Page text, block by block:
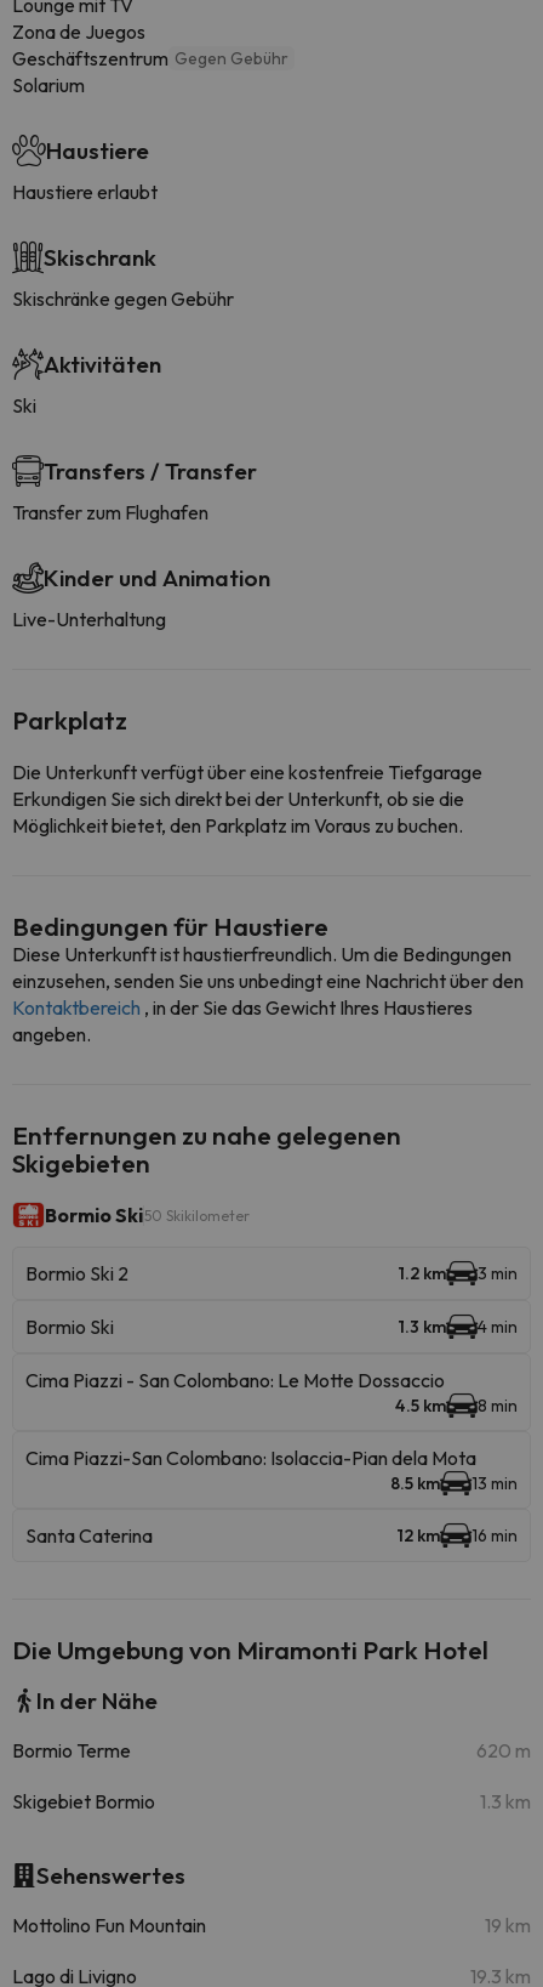
Lounge mit TV
Zona de Juegos
Geschäftszentrum Gegen Gebühr
Solarium
Haustiere
Haustiere erlaubt
Skischrank
Skischränke gegen Gebühr
Aktivitäten
Ski
Transfers / Transfer
Transfer zum Flughafen
Kinder und Animation
Live-Unterhaltung
Parkplatz
Die Unterkunft verfügt über eine kostenfreie Tiefgarage
Erkundigen Sie sich direkt bei der Unterkunft, ob sie die
Möglichkeit bietet, den Parkplatz im Voraus zu buchen.
Bedingungen für Haustiere
Diese Unterkunft ist haustierfreundlich. Um die Bedingungen
einzusehen, senden Sie uns unbedingt eine Nachricht über den
Kontaktbereich , in der Sie das Gewicht Ihres Haustieres
angeben.
Entfernungen zu nahe gelegenen
Skigebieten
Bormio Ski50 Skikilometer
Bormio Ski 2 1.2 km 3 min
Bormio Ski 1.3 km 4 min
Cima Piazzi - San Colombano: Le Motte Dossaccio
4.5 km 8 min
Cima Piazzi-San Colombano: Isolaccia-Pian dela Mota
8.5 km 13 min
Santa Caterina 12 km 16 min
Die Umgebung von Miramonti Park Hotel
In der Nähe
Bormio Terme 620 m
Skigebiet Bormio 1.3 km
Sehenswertes
Mottolino Fun Mountain 19 km
Lago di Livigno 19.3 km